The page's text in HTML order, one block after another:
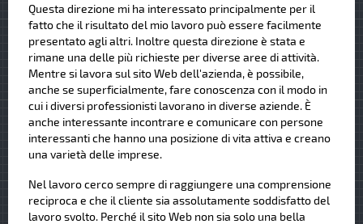
Questa direzione mi ha interessato principalmente per il
fatto che il risultato del mio lavoro può essere facilmente
presentato agli altri. Inoltre questa direzione è stata e
rimane una delle più richieste per diverse aree di attività.
Mentre si lavora sul sito Web dell'azienda, è possibile,
anche se superficialmente, fare conoscenza con il modo in
cui i diversi professionisti lavorano in diverse aziende. È
anche interessante incontrare e comunicare con persone
interessanti che hanno una posizione di vita attiva e creano
una varietà delle imprese.
Nel lavoro cerco sempre di raggiungere una comprensione
reciproca e che il cliente sia assolutamente soddisfatto del
lavoro svolto. Perché il sito Web non sia solo una bella